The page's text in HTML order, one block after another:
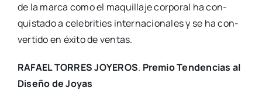
de la mar­ca como el maqui­lla­je cor­po­ral ha con­
quis­ta­do a cele­bri­ties inter­na­cio­na­les y se ha con­
ver­ti­do en éxi­to de ven­tas.
RAFAEL TORRES JOYEROS. Pre­mio Ten­den­cias al
Dise­ño de Joyas